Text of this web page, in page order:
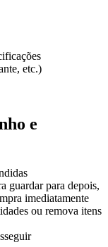
etc.)
e
guardar para depois,
imediatamente
ou remova itens